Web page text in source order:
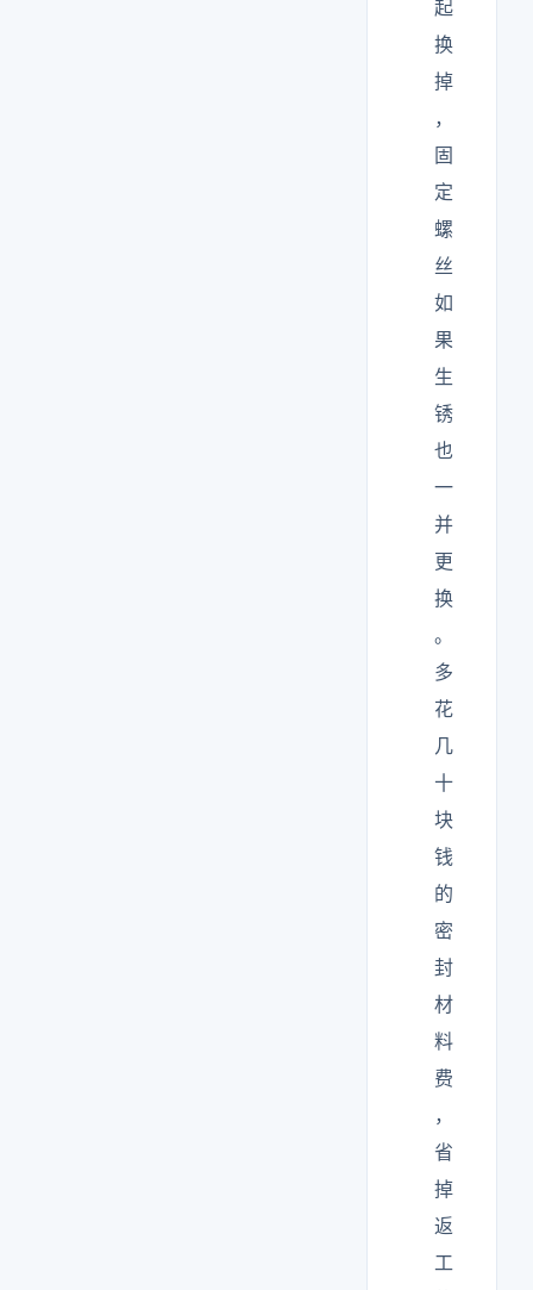
起
换
掉
，
固
定
螺
丝
如
果
生
锈
也
一
并
更
换
。
多
花
几
十
块
钱
的
密
封
材
料
费
，
省
掉
返
工